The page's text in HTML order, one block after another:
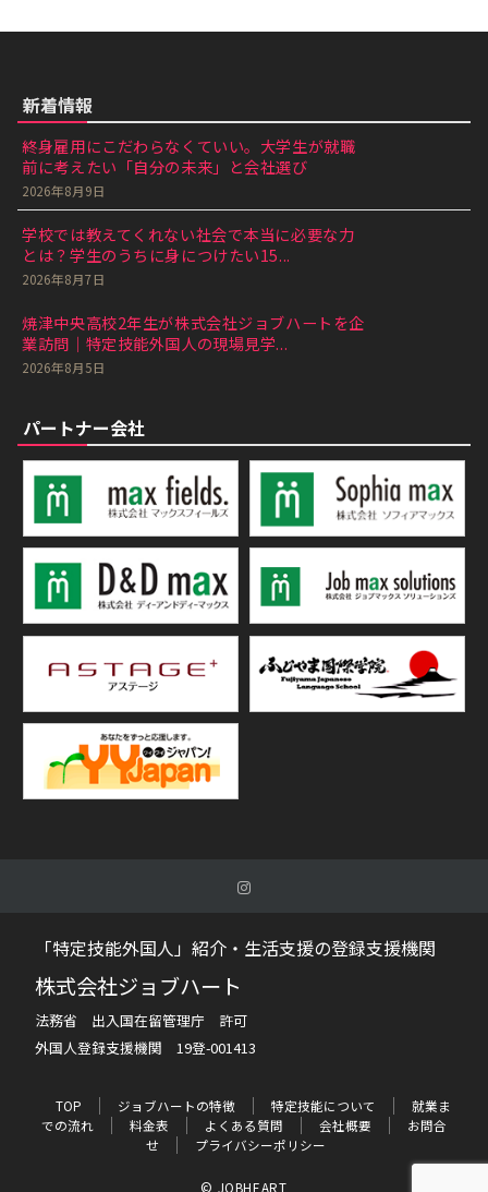
新着情報
終身雇用にこだわらなくていい。大学生が就職
前に考えたい「自分の未来」と会社選び
2026年8月9日
学校では教えてくれない社会で本当に必要な力
とは？学生のうちに身につけたい15...
2026年8月7日
焼津中央高校2年生が株式会社ジョブハートを企
業訪問｜特定技能外国人の現場見学...
2026年8月5日
パートナー会社
「特定技能外国人」紹介・生活支援の登録支援機関
株式会社ジョブハート
法務省 出入国在留管理庁 許可
外国人登録支援機関 19登-001413
TOP ジョブハートの特徴 特定技能について
就業ま
での流れ
料金表 よくある質問 会社概要
お問合
せ
プライバシーポリシー
© JOBHEART